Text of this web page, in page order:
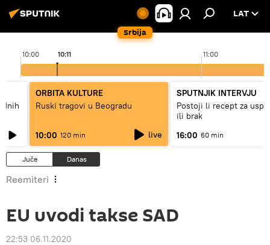
Srbija
LAT
10:00 11:00
10:11
ORBITA KULTURE
Ruski tragovi u Beogradu
10:00 120 min live
SPUTNJIK INTERVJU
Postoji li recept za
ili brak
16:00 60 min
Juče Danas
Reemiteri
EU uvodi takse SAD
22:53 06.11.2020